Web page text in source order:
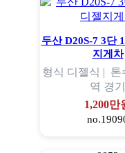
두산 D20S-7 3단
지게차
형식 디젤식 | 톤
역 경기
1,200만